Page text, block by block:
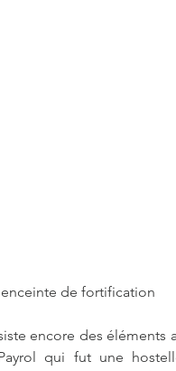
enceinte de fortification
encore des éléments
qui fut une